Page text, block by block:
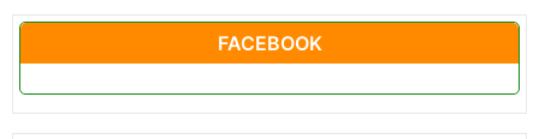
FACEBOOK